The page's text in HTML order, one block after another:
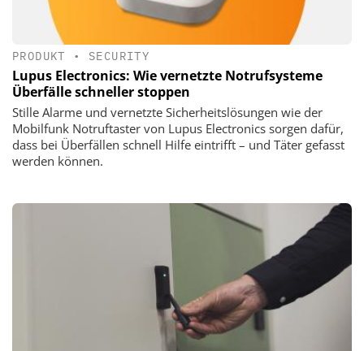
PRODUKT • SECURITY
Lupus Electronics: Wie vernetzte Notrufsysteme
Überfälle schneller stoppen
Stille Alarme und vernetzte Sicherheitslösungen wie der
Mobilfunk Notruftaster von Lupus Electronics sorgen dafür,
dass bei Überfällen schnell Hilfe eintrifft – und Täter gefasst
werden können.